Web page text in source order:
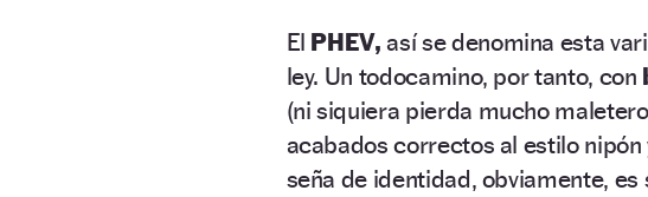
El PHEV, así se denomina esta
ley. Un todocamino, por tanto, con
(ni siquiera pierda mucho
acabados correctos al estilo
seña de identidad, obviamente,